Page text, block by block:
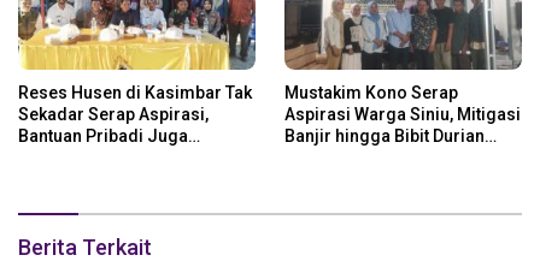
Reses Husen di Kasimbar Tak
Sekadar Serap Aspirasi,
Bantuan Pribadi Juga
Mustakim Kono Serap
Aspirasi Warga Siniu, Mitigasi
Banjir hingga Bibit Durian
Berita Terkait